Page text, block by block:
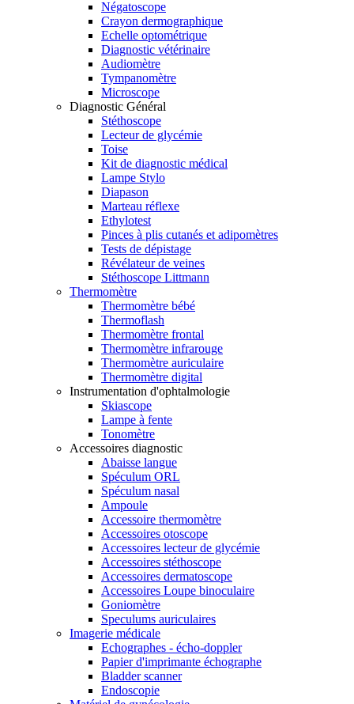
Négatoscope
Crayon dermographique
Echelle optométrique
Diagnostic vétérinaire
Audiomètre
Tympanomètre
Microscope
Diagnostic Général
Stéthoscope
Lecteur de glycémie
Toise
Kit de diagnostic médical
Lampe Stylo
Diapason
Marteau réflexe
Ethylotest
Pinces à plis cutanés et adipomètres
Tests de dépistage
Révélateur de veines
Stéthoscope Littmann
Thermomètre
Thermomètre bébé
Thermoflash
Thermomètre frontal
Thermomètre infrarouge
Thermomètre auriculaire
Thermomètre digital
Instrumentation d'ophtalmologie
Skiascope
Lampe à fente
Tonomètre
Accessoires diagnostic
Abaisse langue
Spéculum ORL
Spéculum nasal
Ampoule
Accessoire thermomètre
Accessoires otoscope
Accessoires lecteur de glycémie
Accessoires stéthoscope
Accessoires dermatoscope
Accessoires Loupe binoculaire
Goniomètre
Speculums auriculaires
Imagerie médicale
Echographes - écho-doppler
Papier d'imprimante échographe
Bladder scanner
Endoscopie